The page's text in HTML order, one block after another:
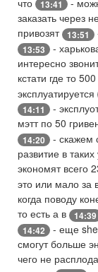
13:41
заказать через
привозят 13:51
13:53 -
интересно
кстати где то
эксплуатируется
14:11 -
мэтт по 50
14:20 - скажем
развитие в
экономят всего
это или мало за
когда поводу
то есть а в
14:39
14:42 - еще she
смогут больше
чего не